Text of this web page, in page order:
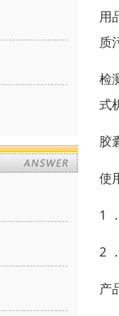
用
质
检
式
胶
使
1
2
产